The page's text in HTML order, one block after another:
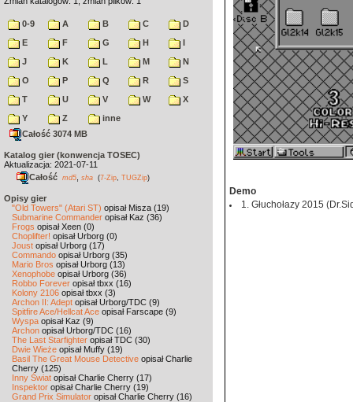
0-9 A B C
D
E
F G H
I
J
K L M
N
O
P Q R
S
T
U V W
X
Y
Z
inne
Całość 3074 MB
Katalog gier (konwencja TOSEC)
Aktualizacja: 2021-07-11
Całość md5 sha (7-Zip TUGZip)
Opisy gier
"Old Towers" (Atari ST) opisał Misza (19)
Submarine Commander opisał Kaz (36)
Frogs opisał Xeen (0)
Choplifter! opisał Urborg (0)
Joust opisał Urborg (17)
Commando opisał Urborg (35)
Mario Bros opisał Urborg (13)
Xenophobe opisał Urborg (36)
Robbo Forever opisał tbxx (16)
Kolony 2106 opisał tbxx (3)
Archon II: Adept opisał Urborg/TDC (9)
Spitfire Ace/Hellcat Ace opisał Farscape (9)
Wyspa opisał Kaz (9)
Archon opisał Urborg/TDC (16)
The Last Starfighter opisał TDC (30)
Dwie Wieże opisał Muffy (19)
Basil The Great Mouse Detective opisał Charlie
Cherry (125)
Inny Świat opisał Charlie Cherry (17)
Inspektor opisał Charlie Cherry (19)
Grand Prix Simulator opisał Charlie Cherry (16)
Demo
1. Głuchołazy 2015